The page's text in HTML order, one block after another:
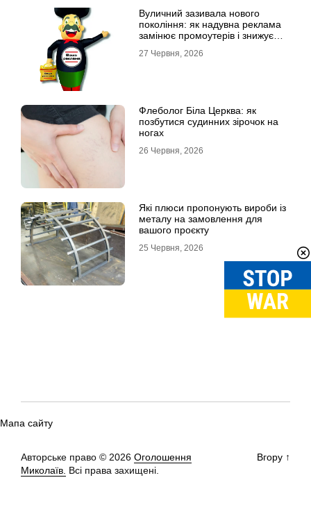
Вуличний зазивала нового
покоління: як надувна реклама
замінює промоутерів і знижує
27 Червня, 2026
Флеболог Біла Церква: як
позбутися судинних зірочок на
ногах
26 Червня, 2026
Які плюси пропонують вироби із
металу на замовлення для
вашого проєкту
25 Червня, 2026
Мапа сайту
Авторське право © 2026 Оголошення
Миколаїв. Всі права захищені.
Вгору ↑